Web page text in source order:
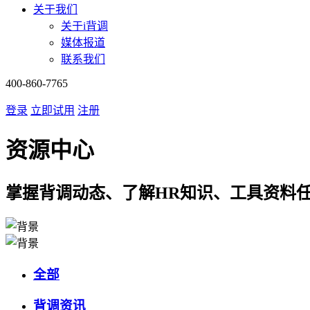
关于我们
关于i背调
媒体报道
联系我们
400-860-7765
登录 立即试用 注册
资源中心
掌握背调动态、了解HR知识、工具资料
全部
背调资讯